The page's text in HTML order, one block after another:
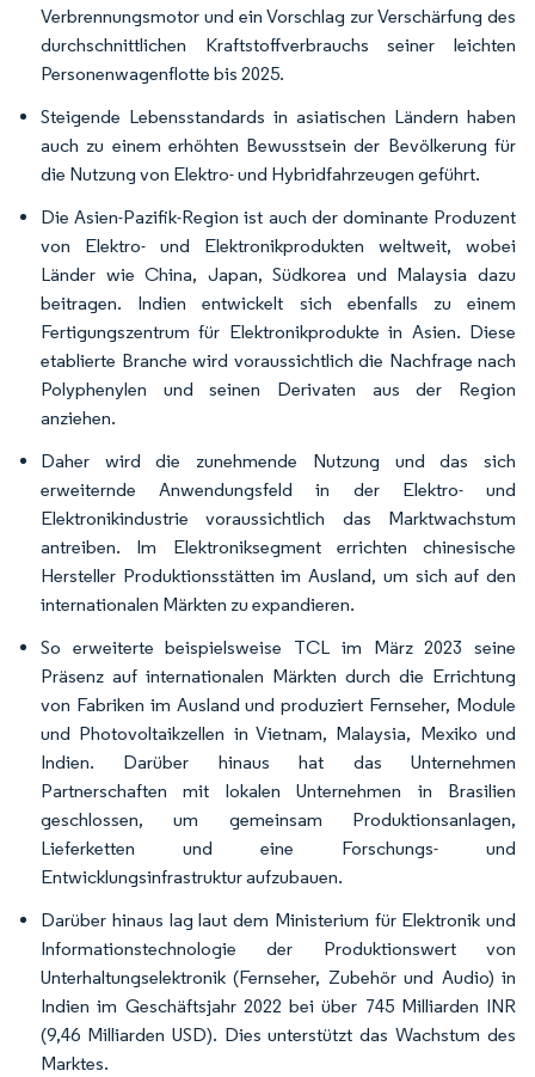
Verbrennungsmotor und ein Vorschlag zur Verschärfung des
durchschnittlichen Kraftstoffverbrauchs seiner leichten
Personenwagenflotte bis 2025.
Steigende Lebensstandards in asiatischen Ländern haben
auch zu einem erhöhten Bewusstsein der Bevölkerung für
die Nutzung von Elektro- und Hybridfahrzeugen geführt.
Die Asien-Pazifik-Region ist auch der dominante Produzent
von Elektro- und Elektronikprodukten weltweit, wobei
Länder wie China, Japan, Südkorea und Malaysia dazu
beitragen. Indien entwickelt sich ebenfalls zu einem
Fertigungszentrum für Elektronikprodukte in Asien. Diese
etablierte Branche wird voraussichtlich die Nachfrage nach
Polyphenylen und seinen Derivaten aus der Region
anziehen.
Daher wird die zunehmende Nutzung und das sich
erweiternde Anwendungsfeld in der Elektro- und
Elektronikindustrie voraussichtlich das Marktwachstum
antreiben. Im Elektroniksegment errichten chinesische
Hersteller Produktionsstätten im Ausland, um sich auf den
internationalen Märkten zu expandieren.
So erweiterte beispielsweise TCL im März 2023 seine
Präsenz auf internationalen Märkten durch die Errichtung
von Fabriken im Ausland und produziert Fernseher, Module
und Photovoltaikzellen in Vietnam, Malaysia, Mexiko und
Indien. Darüber hinaus hat das Unternehmen
Partnerschaften mit lokalen Unternehmen in Brasilien
geschlossen, um gemeinsam Produktionsanlagen,
Lieferketten und eine Forschungs- und
Entwicklungsinfrastruktur aufzubauen.
Darüber hinaus lag laut dem Ministerium für Elektronik und
Informationstechnologie der Produktionswert von
Unterhaltungselektronik (Fernseher, Zubehör und Audio) in
Indien im Geschäftsjahr 2022 bei über 745 Milliarden INR
(9,46 Milliarden USD). Dies unterstützt das Wachstum des
Marktes.